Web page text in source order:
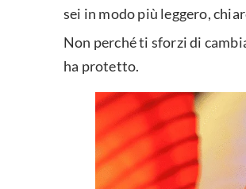
sei in modo più leggero,
Non perché ti sforzi di
ha protetto.